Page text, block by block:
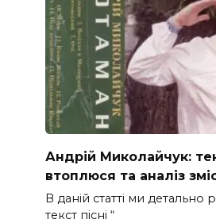
Андрій Миколайчук:
втоплюся та аналіз
В даній статті ми детально
текст пісні “